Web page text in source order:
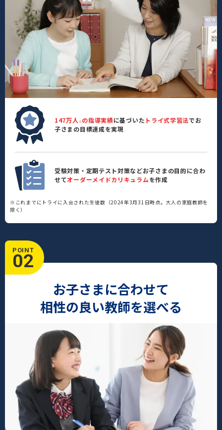
147万人 ※ の指導実績に基づいた トライ式学習法でお
子さまの目標達成を実現
受験対策・定期テスト対策などお子さまの目的に合わ
せてオーダーメイドカリキュラムを作成
※これまでにトライに入会された生徒数（2024年3月31日時点。大人の家庭教師を
除く）
POINT
02
お子さまに合わせて
相性の良い教師を選べる